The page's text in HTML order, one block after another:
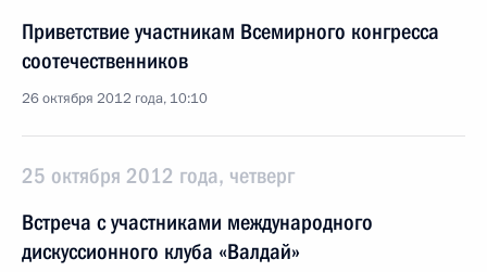
Приветствие участникам Всемирного конгресса
соотечественников
26 октября 2012 года, 10:10
25 октября 2012 года, четверг
Встреча с участниками международного
дискуссионного клуба «Валдай»